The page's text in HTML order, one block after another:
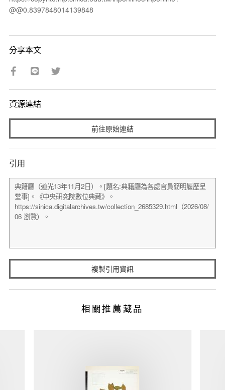
@@0.8397848014139848
分享本文
資源連結
前往原始連結
引用
複製引用資訊
相關推薦藏品